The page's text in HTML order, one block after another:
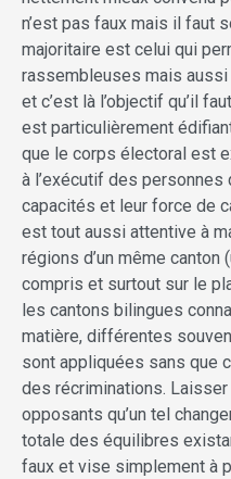
n’est pas faux mais il faut
majoritaire est celui qui
rassembleuses mais
et c’est là l’objectif qu’il
est particulièrement
que le corps électoral est
à l’exécutif des personnes
capacités et leur force de
est tout aussi attentive à
régions d’un même canton
compris et surtout sur le
les cantons bilingues
matière, différentes
sont appliquées sans que
des récriminations.
opposants qu’un tel
totale des équilibres
faux et vise simplement à